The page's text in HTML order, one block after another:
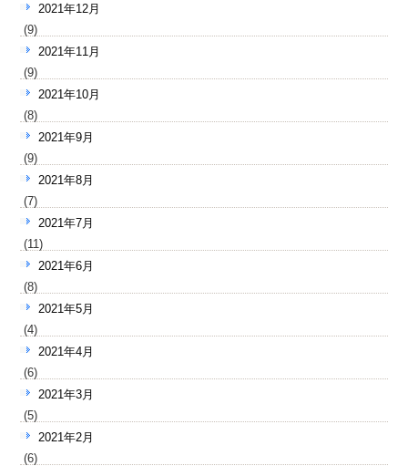
2021年12月
(9)
2021年11月
(9)
2021年10月
(8)
2021年9月
(9)
2021年8月
(7)
2021年7月
(11)
2021年6月
(8)
2021年5月
(4)
2021年4月
(6)
2021年3月
(5)
2021年2月
(6)